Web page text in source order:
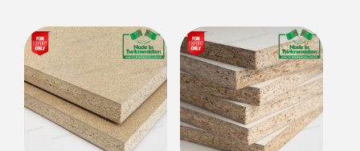
önümi